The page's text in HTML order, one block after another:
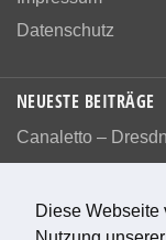
Diese Webseite
Datenschutz
NEUESTE BEITRÄGE
Canaletto –